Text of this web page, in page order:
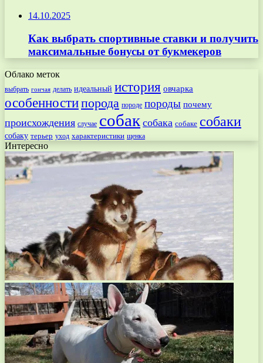
14.10.2025
Как выбрать спортивные ставки и получить
максимальные бонусы от букмекеров
Облако меток
выбрать гончая делать идеальный история овчарка
особенностипорода породе породы почему
происхождения случае собак собака собаке собаки
собаку терьер уход характеристики щенка
Интересно